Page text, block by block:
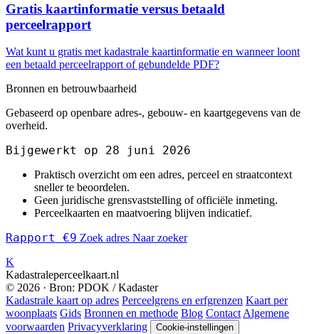
Gratis kaartinformatie versus betaald
perceelrapport
Wat kunt u gratis met kadastrale kaartinformatie en wanneer loont
een betaald perceelrapport of gebundelde PDF?
Bronnen en betrouwbaarheid
Gebaseerd op openbare adres-, gebouw- en kaartgegevens van de
overheid.
Bijgewerkt op 28 juni 2026
Praktisch overzicht om een adres, perceel en straatcontext
sneller te beoordelen.
Geen juridische grensvaststelling of officiële inmeting.
Perceelkaarten en maatvoering blijven indicatief.
Rapport €9 Zoek adres Naar zoeker
K
Kadastraleperceelkaart.nl
© 2026 · Bron: PDOK / Kadaster
Kadastrale kaart op adres Perceelgrens en erfgrenzen Kaart per
woonplaats Gids Bronnen en methode Blog Contact Algemene
voorwaarden Privacyverklaring Cookie-instellingen